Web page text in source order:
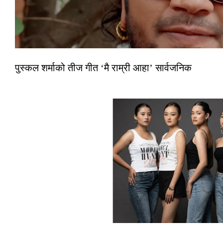
पुस्कल शर्माको तीज गीत ‘मै राम्री आहा’ सार्वजनिक